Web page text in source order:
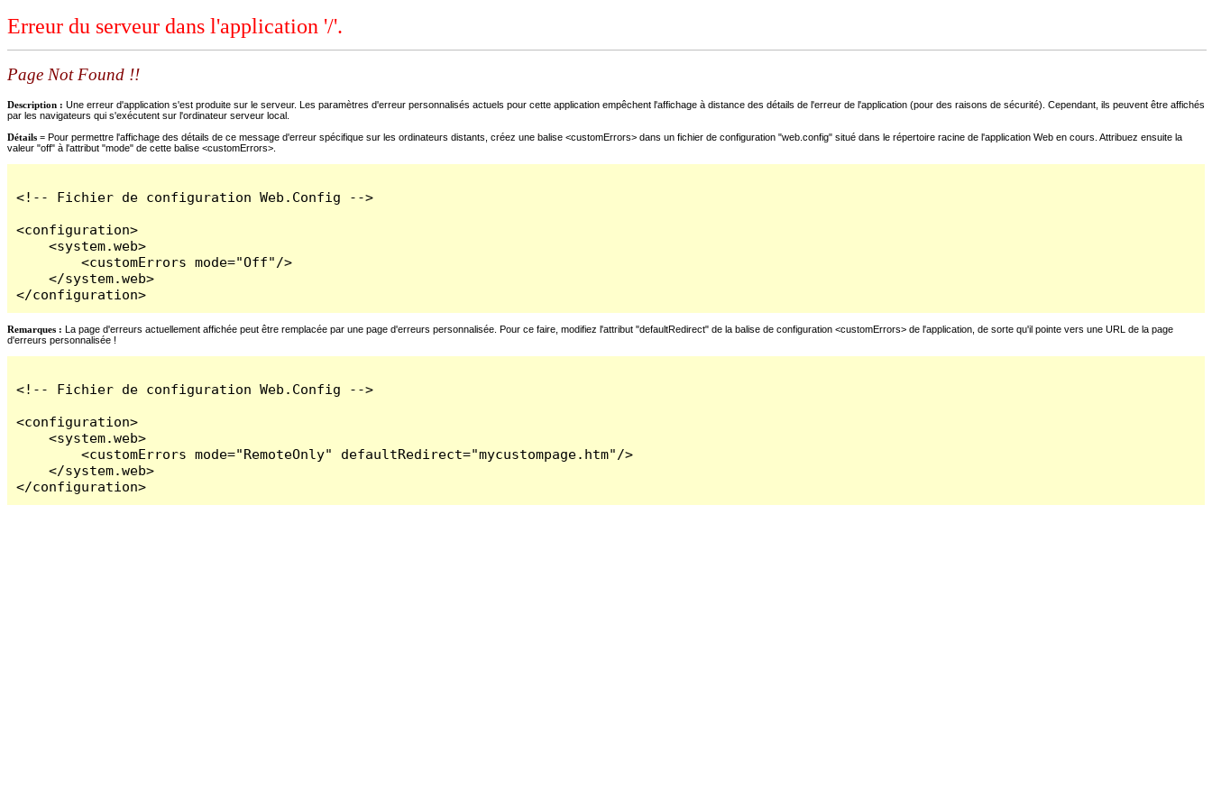
Erreur du serveur dans l'application '/'.
Page Not Found !!
Description : Une erreur d'application s'est produite sur le serveur. Les paramètres d'erreur personnalisés actuels pour cette application empêchent l'affichage à distance des détails de l'erreur de l'application (pour des raisons de sécurité). Cependant, ils peuvent être affichés
par les navigateurs qui s'exécutent sur l'ordinateur serveur local.
Détails = Pour permettre l'affichage des détails de ce message d'erreur spécifique sur les ordinateurs distants, créez une balise <customErrors> dans un fichier de configuration "web.config" situé dans le répertoire racine de l'application Web en cours. Attribuez ensuite la
valeur "off" à l'attribut "mode" de cette balise <customErrors>.
<!-- Fichier de configuration Web.Config -->
<configuration>
    <system.web>
        <customErrors mode="Off"/>
    </system.web>
</configuration>
Remarques : La page d'erreurs actuellement affichée peut être remplacée par une page d'erreurs personnalisée. Pour ce faire, modifiez l'attribut "defaultRedirect" de la balise de configuration <customErrors> de l'application, de sorte qu'il pointe vers une URL de la page
d'erreurs personnalisée !
<!-- Fichier de configuration Web.Config -->
<configuration>
    <system.web>
        <customErrors mode="RemoteOnly" defaultRedirect="mycustompage.htm"/>
    </system.web>
</configuration>